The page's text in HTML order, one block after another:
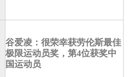
谷爱凌：很荣幸获劳伦斯最佳
极限运动员奖，第4位获奖中
国运动员